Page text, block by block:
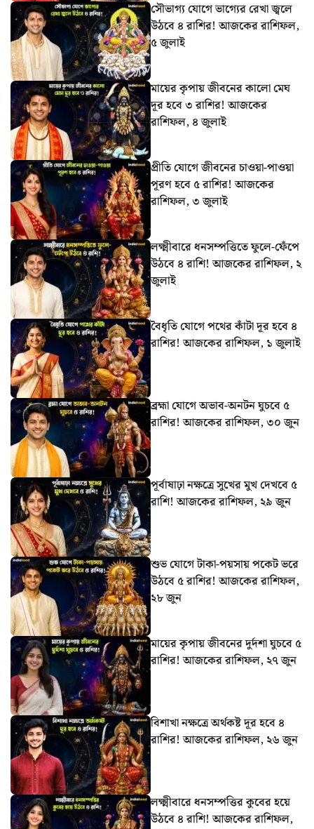
সৌভাগ্য যোগে ভাগ্যের রেখা জ্বলে
উঠবে ৪ রাশির! আজকের রাশিফল,
৫ জুলাই
মায়ের কৃপায় জীবনের কালো মেঘ
দূর হবে ৩ রাশির! আজকের
রাশিফল, ৪ জুলাই
প্রীতি যোগে জীবনের চাওয়া-পাওয়া
পূরণ হবে ৫ রাশির! আজকের
রাশিফল, ৩ জুলাই
লক্ষ্মীবারে ধনসম্পত্তিতে ফুলে-ফেঁপে
উঠবে ৪ রাশি! আজকের রাশিফল, ২
জুলাই
বৈধৃতি যোগে পথের কাঁটা দূর হবে ৪
রাশির! আজকের রাশিফল, ১ জুলাই
ব্রহ্মা যোগে অভাব-অনটন ঘুচবে ৫
রাশির! আজকের রাশিফল, ৩০ জুন
পূর্বাষাঢ়া নক্ষত্রে সুখের মুখ দেখবে ৫
রাশি! আজকের রাশিফল, ২৯ জুন
শুভ যোগে টাকা-পয়সায় পকেট ভরে
উঠবে ৫ রাশির! আজকের রাশিফল,
২৮ জুন
মায়ের কৃপায় জীবনের দুর্দশা ঘুচবে ৫
রাশির! আজকের রাশিফল, ২৭ জুন
বিশাখা নক্ষত্রে অর্থকষ্ট দূর হবে ৪
রাশির! আজকের রাশিফল, ২৬ জুন
লক্ষ্মীবারে ধনসম্পত্তির কুবের হয়ে
উঠবে ৪ রাশি! আজকের রাশিফল,